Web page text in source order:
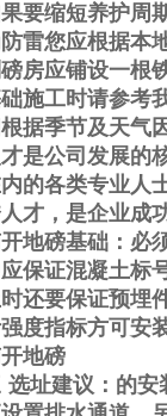
要缩短养护周
雷您应根据本
房应铺设一根
施工时请参考
根据季节及天气
是公司发展的
的各类专业人
才，是企业成
地磅基础：必
保证混凝土标
还要保证预埋
度指标方可安
地磅
选址建议：的安